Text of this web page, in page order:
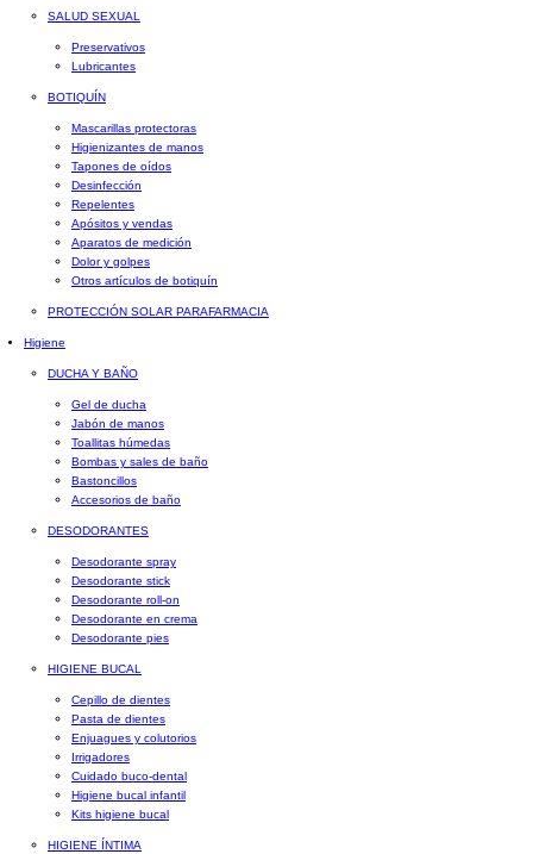
SALUD SEXUAL
Preservativos
Lubricantes
BOTIQUÍN
Mascarillas protectoras
Higienizantes de manos
Tapones de oídos
Desinfección
Repelentes
Apósitos y vendas
Aparatos de medición
Dolor y golpes
Otros artículos de botiquín
PROTECCIÓN SOLAR PARAFARMACIA
Higiene
DUCHA Y BAÑO
Gel de ducha
Jabón de manos
Toallitas húmedas
Bombas y sales de baño
Bastoncillos
Accesorios de baño
DESODORANTES
Desodorante spray
Desodorante stick
Desodorante roll-on
Desodorante en crema
Desodorante pies
HIGIENE BUCAL
Cepillo de dientes
Pasta de dientes
Enjuagues y colutorios
Irrigadores
Cuidado buco-dental
Higiene bucal infantil
Kits higiene bucal
HIGIENE ÍNTIMA